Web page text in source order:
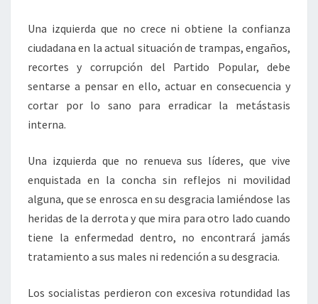
Una izquierda que no crece ni obtiene la confianza
ciudadana en la actual situación de trampas, engaños,
recortes y corrupción del Partido Popular, debe
sentarse a pensar en ello, actuar en consecuencia y
cortar por lo sano para erradicar la metástasis
interna.
Una izquierda que no renueva sus líderes, que vive
enquistada en la concha sin reflejos ni movilidad
alguna, que se enrosca en su desgracia lamiéndose las
heridas de la derrota y que mira para otro lado cuando
tiene la enfermedad dentro, no encontrará jamás
tratamiento a sus males ni redención a su desgracia.
Los socialistas perdieron con excesiva rotundidad las